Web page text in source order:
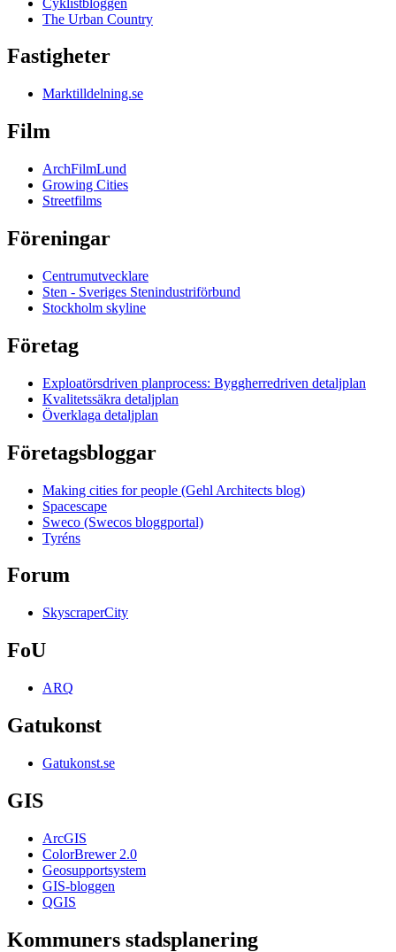
The Urban Country
Fastigheter
Marktilldelning.se
Film
ArchFilmLund
Growing Cities
Streetfilms
Föreningar
Centrumutvecklare
Sten - Sveriges Stenindustriförbund
Stockholm skyline
Företag
Exploatörsdriven planprocess: Byggherredriven detaljplan
Kvalitetssäkra detaljplan
Överklaga detaljplan
Företagsbloggar
Making cities for people (Gehl Architects blog)
Spacescape
Sweco (Swecos bloggportal)
Tyréns
Forum
SkyscraperCity
FoU
ARQ
Gatukonst
Gatukonst.se
GIS
ArcGIS
ColorBrewer 2.0
Geosupportsystem
GIS-bloggen
QGIS
Kommuners stadsplanering